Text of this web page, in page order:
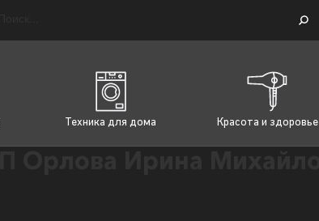
Техника для дома Красота и здоровье